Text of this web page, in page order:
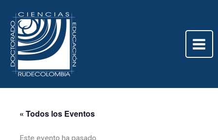
contenido
« Todos los Eventos
Este evento ha pasado.